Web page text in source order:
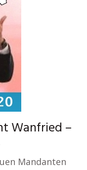
Wanfried –
Mandanten